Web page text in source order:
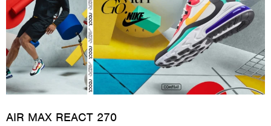
AIR MAX REACT 270